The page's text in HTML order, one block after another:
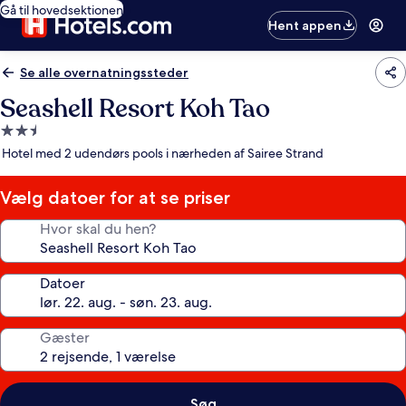
Gå til hovedsektionen
Hent appen
Se alle overnatningssteder
Seashell Resort Koh Tao
2.5-
stjernet
Hotel med 2 udendørs pools i nærheden af Sairee Strand
Vælg datoer for at se priser
Hvor skal du hen?
Datoer
Gæster